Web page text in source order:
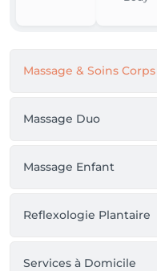
Massage & Soins Corps
Massage Duo
Massage Enfant
Reflexologie Plantaire
Services à Domicile